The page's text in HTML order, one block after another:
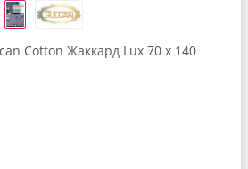
Cotton Жаккард Lux 70 x 140